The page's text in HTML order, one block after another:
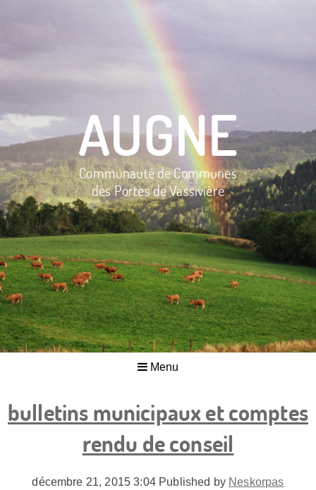
AUGNE
Communauté de Communes
des Portes de Vassivière
Menu
bulletins municipaux et comptes
rendu de conseil
décembre 21, 2015 3:04 Published by Neskorpas